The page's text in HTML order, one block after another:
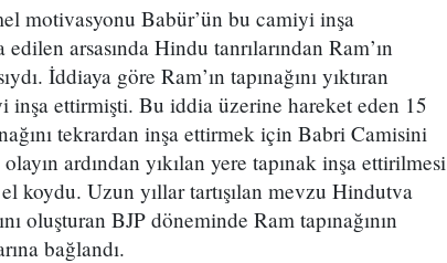
motivasyonu Babür’ün bu camiyi inşa
arsasında Hindu tanrılarından Ram’ın
İddiaya göre Ram’ın tapınağını yıktıran
inşa ettirmişti. Bu iddia üzerine hareket eden 15
tekrardan inşa ettirmek için Babri Camisini
ardından yıkılan yere tapınak inşa ettirilmesi
koydu. Uzun yıllar tartışılan mevzu Hindutva
oluşturan BJP döneminde Ram tapınağının
bağlandı.